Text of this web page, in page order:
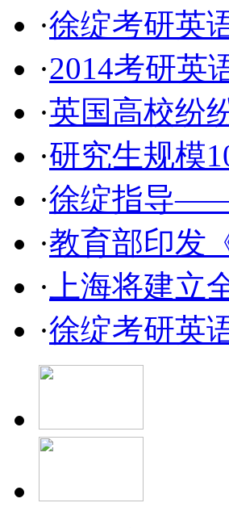
·徐绽考研英
·2014考研英
·英国高校纷
·研究生规模
·徐绽指导
·教育部印发
· 上海将建立
·徐绽考研英